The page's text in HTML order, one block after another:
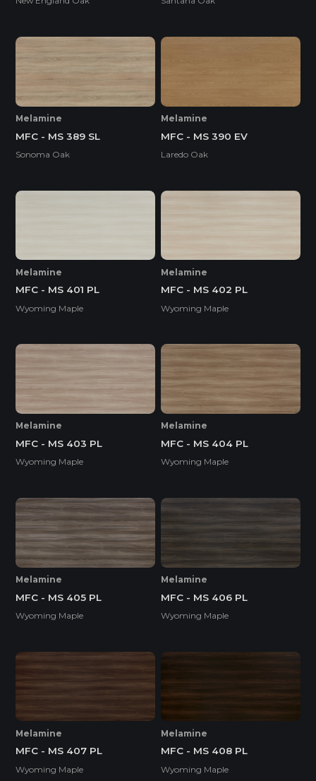
Melamine
MFC - MS 389 SL
Sonoma Oak
Melamine
MFC - MS 390 EV
Laredo Oak
Melamine
MFC - MS 401 PL
Wyoming Maple
Melamine
MFC - MS 402 PL
Wyoming Maple
Melamine
MFC - MS 403 PL
Wyoming Maple
Melamine
MFC - MS 404 PL
Wyoming Maple
Melamine
MFC - MS 405 PL
Wyoming Maple
Melamine
MFC - MS 406 PL
Wyoming Maple
Melamine
MFC - MS 407 PL
Wyoming Maple
Melamine
MFC - MS 408 PL
Wyoming Maple